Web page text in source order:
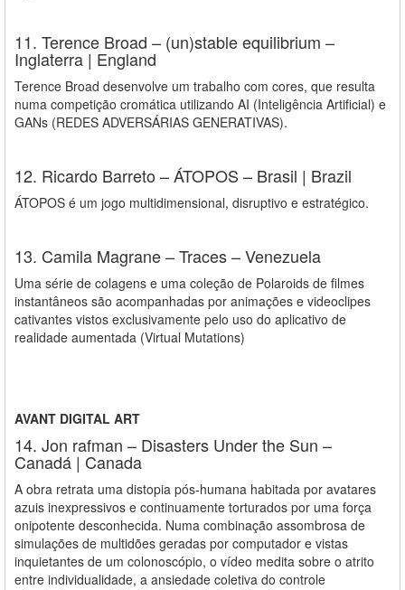
11. Terence Broad – (un)stable equilibrium –
Inglaterra | England
Terence Broad desenvolve um trabalho com cores, que resulta
numa competição cromática utilizando AI (Inteligência Artificial) e
GANs (REDES ADVERSÁRIAS GENERATIVAS).
12. Ricardo Barreto – ÁTOPOS – Brasil | Brazil
ÁTOPOS é um jogo multidimensional, disruptivo e estratégico.
13. Camila Magrane – Traces – Venezuela
Uma série de colagens e uma coleção de Polaroids de filmes
instantâneos são acompanhadas por animações e videoclipes
cativantes vistos exclusivamente pelo uso do aplicativo de
realidade aumentada (Virtual Mutations)
AVANT DIGITAL ART
14. Jon rafman – Disasters Under the Sun –
Canadá | Canada
A obra retrata uma distopia pós-humana habitada por avatares
azuis inexpressivos e continuamente torturados por uma força
onipotente desconhecida. Numa combinação assombrosa de
simulações de multidões geradas por computador e vistas
inquietantes de um colonoscópio, o vídeo medita sobre o atrito
entre individualidade, a ansiedade coletiva do controle